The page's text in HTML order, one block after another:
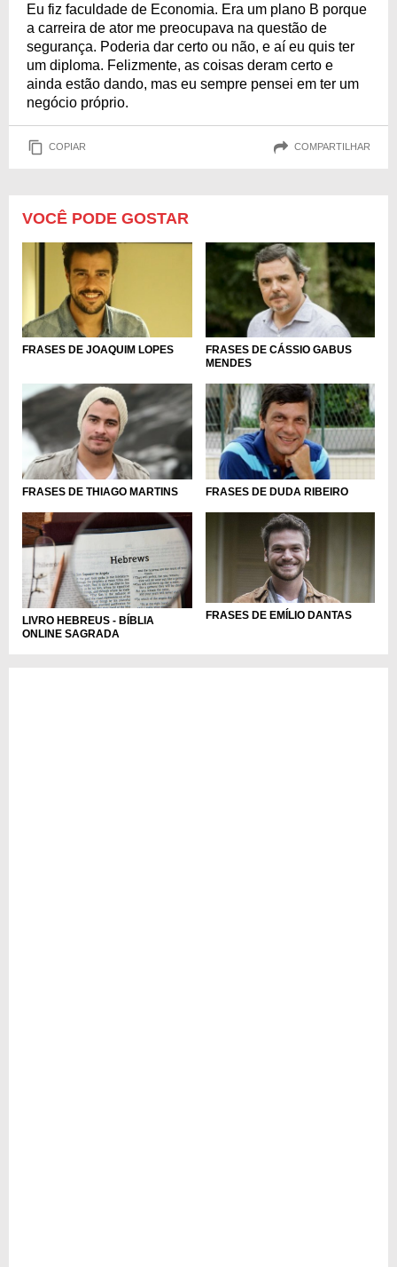
Eu fiz faculdade de Economia. Era um plano B porque
a carreira de ator me preocupava na questão de
segurança. Poderia dar certo ou não, e aí eu quis ter
um diploma. Felizmente, as coisas deram certo e
ainda estão dando, mas eu sempre pensei em ter um
negócio próprio.
COPIAR COMPARTILHAR
VOCÊ PODE GOSTAR
FRASES DE JOAQUIM LOPES
FRASES DE CÁSSIO GABUS
MENDES
FRASES DE THIAGO MARTINS FRASES DE DUDA RIBEIRO
LIVRO HEBREUS - BÍBLIA
ONLINE SAGRADA
FRASES DE EMÍLIO DANTAS